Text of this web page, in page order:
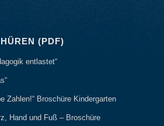
(PDF)
entlastet“
Zahlen!“ Broschüre Kindergarten
Hand und Fuß – Broschüre